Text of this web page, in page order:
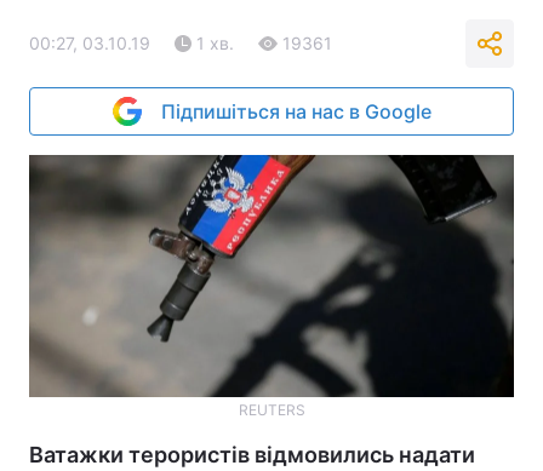
00:27, 03.10.19 1 хв. 19361
Підпишіться на нас в Google
REUTERS
Ватажки терористів відмовились надати